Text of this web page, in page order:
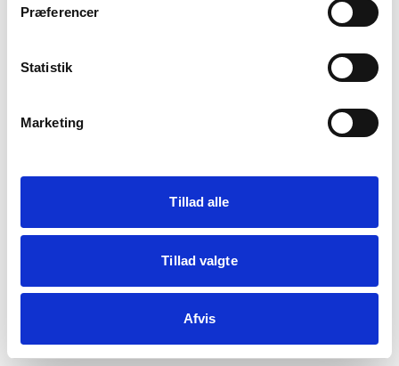
Præferencer
Statistik
Marketing
Tillad alle
Tillad valgte
Afvis